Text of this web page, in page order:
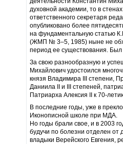
духовной академии, то в
ответственного секретаря
опубликовано более
на фундаментальную статью
(ЖМП № 3–5, 1985) ныне не
период ее существования. Был
За свою разнообразную и
Михайлович удостоился
князя Владимира III степени,
Даниила II и III степеней,
Патриарха Алексия II к 70-
В последние годы, уже в
Иконописной школе при МДА.
Но годы брали свое, и в 2003
будучи по болезни отделен от
владыки Верейского Евгения,